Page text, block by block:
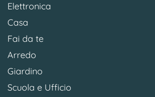
Elettronica
Casa
Fai da te
Arredo
Giardino
Scuola e Ufficio